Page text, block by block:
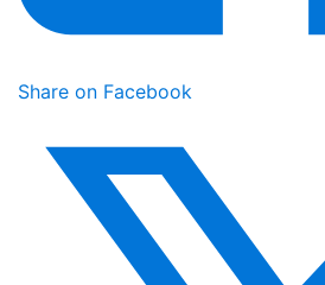
Share on Facebook